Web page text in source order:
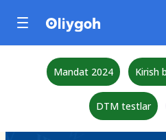
Mandat 2024 Kirish
DTM testlar